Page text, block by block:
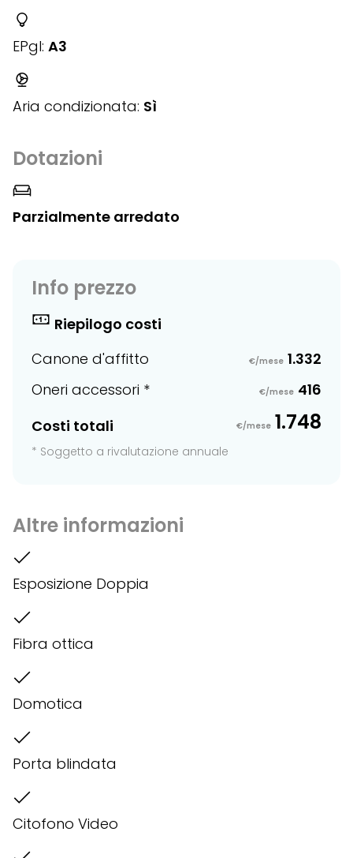
EPgl: A3
Aria condizionata: Sì
Dotazioni
Parzialmente arredato
Info prezzo
Riepilogo costi
Canone d'affitto
€/mese 1.332
Oneri accessori *
€/mese 416
Costi totali
€/mese 1.748
* Soggetto a rivalutazione annuale
Altre informazioni
Esposizione Doppia
Fibra ottica
Domotica
Porta blindata
Citofono Video